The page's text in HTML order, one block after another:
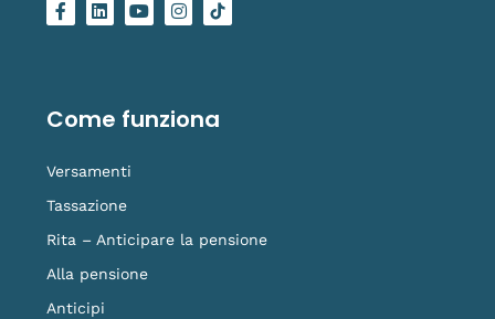
a
o
k
i
i
n
o
e
n
r
a
o
i
k
Come funziona
Versamenti
Tassazione
Rita – Anticipare la pensione
Alla pensione
Anticipi